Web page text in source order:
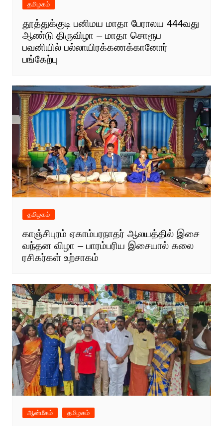
தமிழகம்
தூத்துக்குடி பனிமய மாதா பேராலய 444வது
ஆண்டு திருவிழா – மாதா சொரூப
பவனியில் பல்லாயிரக்கணக்கானோர்
பங்கேற்பு
தமிழகம்
காஞ்சிபுரம் ஏகாம்பரநாதர் ஆலயத்தில் இசை
வந்தன விழா – பாரம்பரிய இசையால் கலை
ரசிகர்கள் உற்சாகம்
ஆன்மீகம் தமிழகம்